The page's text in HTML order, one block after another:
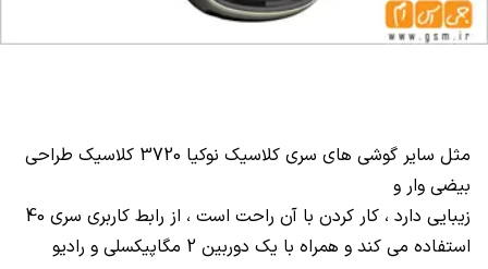
مثل سایر گوشی های سری کلاسیک نوکیا 3720 کلاسیک طراحی
بیضی وار و
زیبایی دارد ، کار کردن با آن راحت است ، از رابط کاربری سری 40
استفاده می کند و همراه با یک دوربین 2 مگاپیکسلی و رادیو